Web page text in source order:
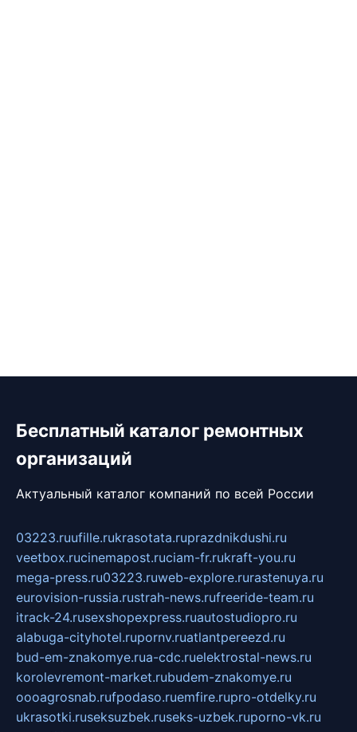
Бесплатный каталог ремонтных
организаций
Актуальный каталог компаний по всей России
03223.ruufille.rukrasotata.ruprazdnikdushi.ru
veetbox.rucinemapost.ruciam-fr.rukraft-you.ru
mega-press.ru03223.ruweb-explore.rurastenuya.ru
eurovision-russia.rustrah-news.rufreeride-team.ru
itrack-24.rusexshopexpress.ruautostudiopro.ru
alabuga-cityhotel.rupornv.ruatlantpereezd.ru
bud-em-znakomye.rua-cdc.ruelektrostal-news.ru
korolevremont-market.rubudem-znakomye.ru
oooagrosnab.rufpodaso.ruemfire.rupro-otdelky.ru
ukrasotki.ruseksuzbek.ruseks-uzbek.ruporno-vk.ru